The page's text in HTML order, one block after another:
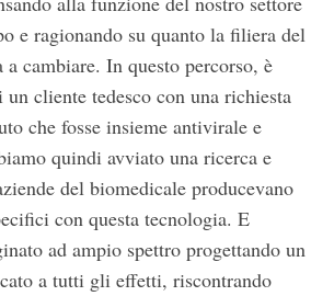
e ragionando su quanto la filiera del
a cambiare. In questo percorso, è
cliente tedesco con una richiesta
che fosse insieme antivirale e
quindi avviato una ricerca e
del biomedicale producevano
con questa tecnologia. E
ad ampio spettro progettando un
a tutti gli effetti, riscontrando